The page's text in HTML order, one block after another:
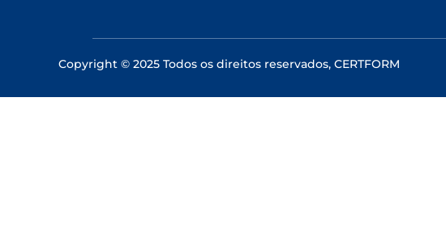
Copyright © 2025 Todos os direitos reservados, CERTFORM